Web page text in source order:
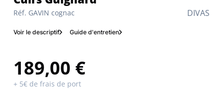
DIVAS
Réf. GAVIN cognac
Voir le descriptif Guide d'entretien
189,00 €
+ 5€ de frais de port